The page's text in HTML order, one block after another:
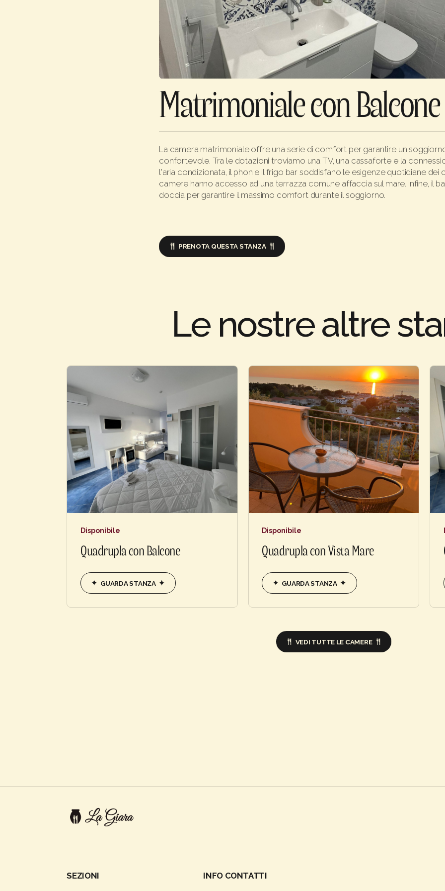
Matrimoniale con Balcone
La camera matrimoniale offre una serie di comfort per garantire un
confortevole. Tra le dotazioni troviamo una TV, una cassaforte e la
l'aria condizionata, il phon e il frigo bar soddisfano le esigenze quotidiane dei
camere hanno accesso ad una terrazza comune affaccia sul mare. Infine, il
doccia per garantire il massimo comfort durante il soggiorno.
PRENOTA QUESTA STANZA
Le nostre altre
Disponibile
Quadrupla con Balcone
GUARDA STANZA
Disponibile
Quadrupla con Vista Mare
GUARDA STANZA
VEDI TUTTE LE CAMERE
SEZIONI INFO CONTATTI